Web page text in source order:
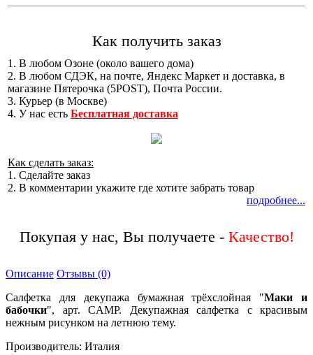
Как получить заказ
1. В любом Озоне (около вашего дома)
2. В любом СДЭК, на почте, Яндекс Маркет и доставка, в
магазине Пятерочка (5POST), Почта России.
3. Курьер (в Москве)
4. У нас есть Бесплатная доставка
Как сделать заказ:
1. Сделайте заказ
2. В комментарии укажите где хотите забрать товар
подробнее...
Покупая у нас, Вы получаете -
Описание Отзывы (0)
Салфетка для декупажа бумажная трёхслойная "Маки и
бабочки", арт. CAMP. Декупажная салфетка с красивым
нежным рисунком на летнюю тему.
Производитель: Италия